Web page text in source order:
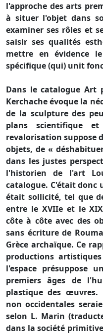
l'approche des arts
à situer l'objet dans
examiner ses rôles et
saisir ses qualités
mettre en évidence
spécifique (qui) unit
Dans le catalogue Art
Kerchache évoque la
de la sculpture des
plans scientifique
revalorisation suppose
objets, de «
dans les justes
l'historien de l'art
catalogue. C'était donc
était sollicité, tel que
entre le XVIIe et le
côte à côte avec des
sans écriture de
Grèce archaïque. Ce
productions
l'espace présuppose
premiers âges de
plastique des œuvres.
non occidentales
selon L. Marin
dans la société